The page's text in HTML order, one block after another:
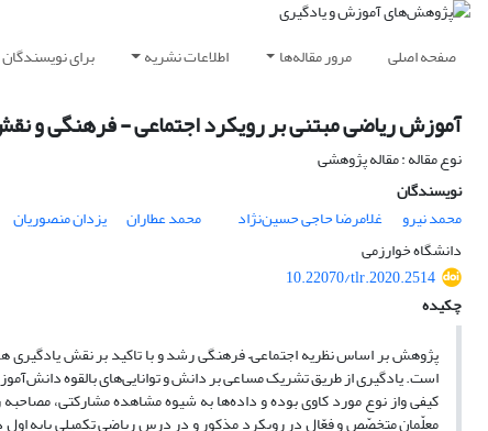
صفحه اصلی مرور مقاله‌ها اطلاعات نشریه برای نویسندگان
آموزش ریاضی مبتنی بر رویکرد اجتماعی - فرهنگی و
نوع مقاله : مقاله پژوهشی
نویسندگان
محمد نیرو
غلامرضا حاجی‌ حسین‌نژاد محمد عطاران
یزدان منصوریان
دانشگاه خوارزمی
10.22070/tlr.2020.2514
چکیده
پژوهش بر اساس نظریه اجتماعی– فرهنگی رشد و با تاکید بر نقش یادگیری
است. یادگیری از طریق تشریک مساعی بر دانش و توانایی‌های بالقوه
کیفی واز نوع مورد کاوی بوده و داده‌ها به شیوه مشاهده مشارکتی،